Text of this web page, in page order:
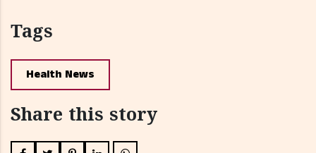
Tags
Health News
Share this story